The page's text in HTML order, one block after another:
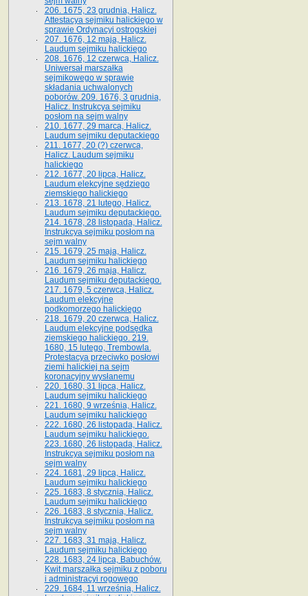
206. 1675, 23 grudnia, Halicz.
Attestacya sejmiku halickiego w
sprawie Ordynacyi ostrogskiej
207. 1676, 12 maja, Halicz.
Laudum sejmiku halickiego
208. 1676, 12 czerwca, Halicz.
Uniwersał marszałka
sejmikowego w sprawie
składania uchwalonych
poborów. 209. 1676, 3 grudnia,
Halicz. Instrukcya sejmiku
posłom na sejm walny
210. 1677, 29 marca, Halicz.
Laudum sejmiku deputackiego
211. 1677, 20 (?) czerwca,
Halicz. Laudum sejmiku
halickiego
212. 1677, 20 lipca, Halicz.
Laudum elekcyjne sędziego
ziemskiego halickiego
213. 1678, 21 lutego, Halicz.
Laudum sejmiku deputackiego.
214. 1678, 28 listopada, Halicz.
Instrukcya sejmiku posłom na
sejm walny
215. 1679, 25 maja, Halicz.
Laudum sejmiku halickiego
216. 1679, 26 maja, Halicz.
Laudum sejmiku deputackiego.
217. 1679, 5 czerwca, Halicz.
Laudum elekcyjne
podkomorzego halickiego
218. 1679, 20 czerwca, Halicz.
Laudum elekcyjne podsędka
ziemskiego halickiego. 219.
1680, 15 lutego, Trembowla.
Protestacya przeciwko posłowi
ziemi halickiej na sejm
koronacyjny wysłanemu
220. 1680, 31 lipca, Halicz.
Laudum sejmiku halickiego
221. 1680, 9 września, Halicz.
Laudum sejmiku halickiego
222. 1680, 26 listopada, Halicz.
Laudum sejmiku halickiego.
223. 1680, 26 listopada, Halicz.
Instrukcya sejmiku posłom na
sejm walny
224. 1681, 29 lipca, Halicz.
Laudum sejmiku halickiego
225. 1683, 8 stycznia, Halicz.
Laudum sejmiku halickiego
226. 1683, 8 stycznia, Halicz.
Instrukcya sejmiku posłom na
sejm walny
227. 1683, 31 maja, Halicz.
Laudum sejmiku halickiego
228. 1683, 24 lipca, Babuchów.
Kwit marszałka sejmiku z poboru
i administracyi rogowego
229. 1684, 11 września, Halicz.